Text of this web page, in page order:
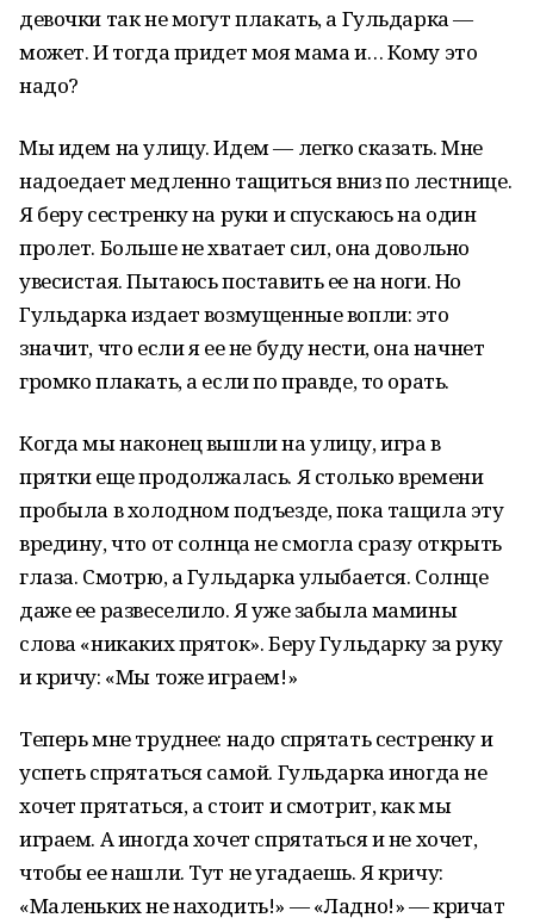
девочки так не могут плакать, а Гульдарка —
может. И тогда придет моя мама и… Кому это
надо?
Мы идем на улицу. Идем — легко сказать. Мне
надоедает медленно тащиться вниз по лестнице.
Я беру сестренку на руки и спускаюсь на один
пролет. Больше не хватает сил, она довольно
увесистая. Пытаюсь поставить ее на ноги. Но
Гульдарка издает возмущенные вопли: это
значит, что если я ее не буду нести, она начнет
громко плакать, а если по правде, то орать.
Когда мы наконец вышли на улицу, игра в
прятки еще продолжалась. Я столько времени
пробыла в холодном подъезде, пока тащила эту
вредину, что от солнца не смогла сразу открыть
глаза. Смотрю, а Гульдарка улыбается. Солнце
даже ее развеселило. Я уже забыла мамины
слова «никаких пряток». Беру Гульдарку за руку
и кричу: «Мы тоже играем!»
Теперь мне труднее: надо спрятать сестренку и
успеть спрятаться самой. Гульдарка иногда не
хочет прятаться, а стоит и смотрит, как мы
играем. А иногда хочет спрятаться и не хочет,
чтобы ее нашли. Тут не угадаешь. Я кричу:
«Маленьких не находить!» — «Ладно!» — кричат